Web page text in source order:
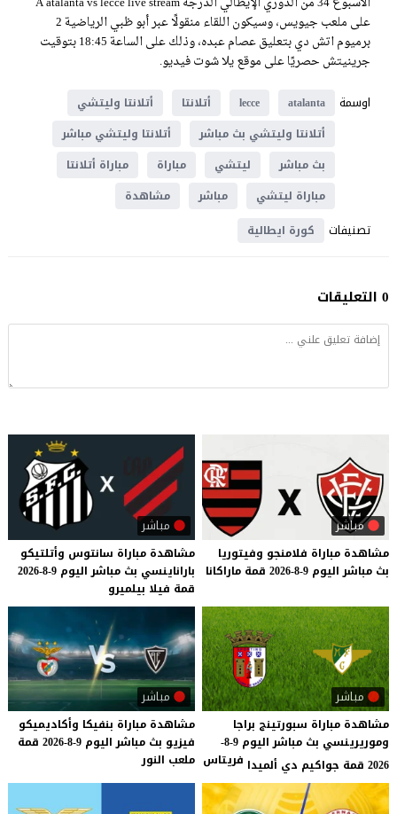
على ملعب جيويس، وسيكون اللقاء منقولًا عبر أبو ظبي الرياضية 2
برميوم اتش دي بتعليق عصام عبده، وذلك على الساعة 18:45 بتوقيت
جرينيتش حصريًا على موقع يلا شوت فيديو.
اوسمة
atalanta
lecce أتلانتا
أتلانتا وليتشي
أتلانتا وليتشي بث مباشر
أتلانتا وليتشي مباشر
بث مباشر
ليتشي مباراة
مباراة أتلانتا
مباراة ليتشي
مباشر مشاهدة
تصنيفات كورة ايطالية
0 التعليقات
مباشر
مشاهدة مباراة فلامنجو وفيتوريا
بث مباشر اليوم 9-8-2026 قمة ماراكانا
مباشر
مشاهدة مباراة سانتوس وأتلتيكو
باراناينسي بث مباشر اليوم 9-8-2026
قمة فيلا بيلميرو
مباشر
مشاهدة مباراة سبورتينج براجا
وموريرينسي بث مباشر اليوم 9-8-
2026 قمة جواكيم دي ألميدا
فريتاس
مباشر
مشاهدة مباراة بنفيكا وأكاديميكو
فيزيو بث مباشر اليوم 9-8-2026
قمة
ملعب النور